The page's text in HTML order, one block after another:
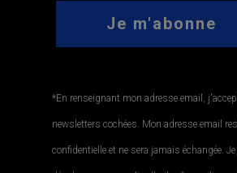
*En renseignant mon adresse email,
newsletters cochées. Mon adresse email
confidentielle et ne sera jamais échangée.